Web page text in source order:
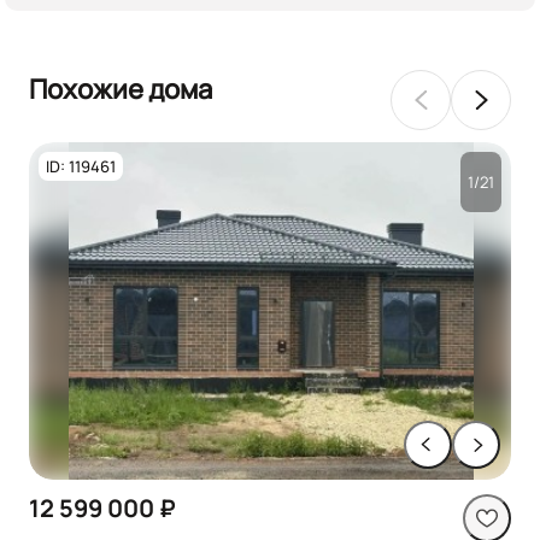
Похожие дома
ID: 119461
1/21
12 599 000 ₽